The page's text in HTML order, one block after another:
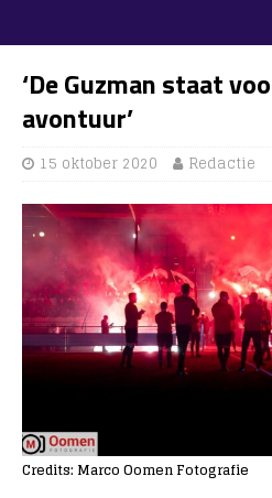
‘De Guzman staat
avontuur’
15 oktober 2020 Redactie
Credits: Marco Oomen Fotografie